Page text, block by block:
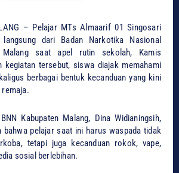
– Pelajar MTs Almaarif 01 Singosari
langsung dari Badan Narkotika Nasional
Malang saat apel rutin sekolah, Kamis
kegiatan tersebut, siswa diajak memahami
berbagai bentuk kecanduan yang kini
remaja.
Kabupaten Malang, Dina Widianingsih,
bahwa pelajar saat ini harus waspada tidak
tetapi juga kecanduan rokok, vape,
sosial berlebihan.